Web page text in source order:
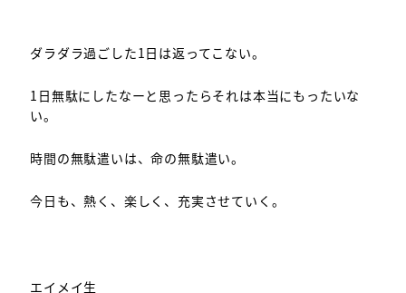
ダラダラ過ごした1日は返ってこない。
1日無駄にしたなーと思ったらそれは本当にもったいな
い。
時間の無駄遣いは、命の無駄遣い。
今日も、熱く、楽しく、充実させていく。
エイメイ生